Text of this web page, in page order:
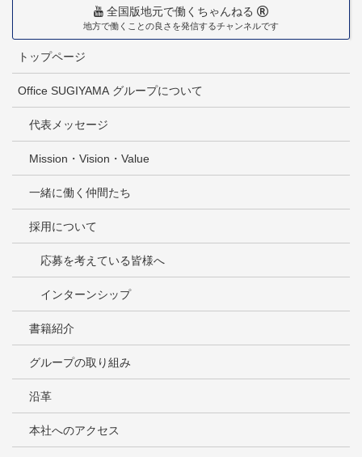
全国版地元で働くちゃんねる
地方で働くことの良さを発信するチャンネルです
トップページ
Office SUGIYAMA グループについて
代表メッセージ
Mission・Vision・Value
一緒に働く仲間たち
採用について
応募を考えている皆様へ
インターンシップ
書籍紹介
グループの取り組み
沿革
本社へのアクセス